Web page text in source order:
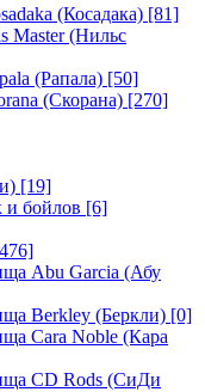
(Косадака) [81]
Master (Нильс
(Рапала) [50]
(Скорана) [270]
[19]
бойлов [6]
Abu Garcia (Абу
Berkley (Беркли) [0]
Cara Noble (Кара
CD Rods (СиДи